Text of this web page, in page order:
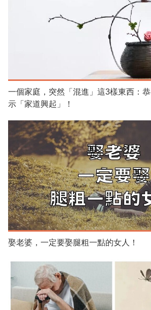
一個家庭，突然「混進」這3樣東西：
示「家道興起」！
娶老婆，一定要娶腿粗一點的女人！